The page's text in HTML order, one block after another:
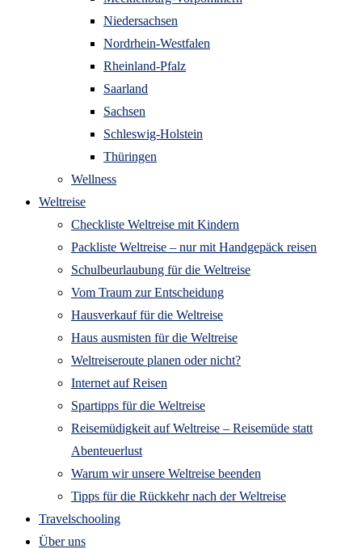
Niedersachsen
Nordrhein-Westfalen
Rheinland-Pfalz
Saarland
Sachsen
Schleswig-Holstein
Thüringen
Wellness
Weltreise
Checkliste Weltreise mit Kindern
Packliste Weltreise – nur mit Handgepäck reisen
Schulbeurlaubung für die Weltreise
Vom Traum zur Entscheidung
Hausverkauf für die Weltreise
Haus ausmisten für die Weltreise
Weltreiseroute planen oder nicht?
Internet auf Reisen
Spartipps für die Weltreise
Reisemüdigkeit auf Weltreise – Reisemüde statt
Abenteuerlust
Warum wir unsere Weltreise beenden
Tipps für die Rückkehr nach der Weltreise
Travelschooling
Über uns